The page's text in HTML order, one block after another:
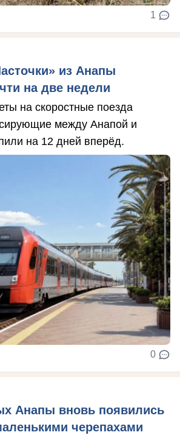
1
из Анапы
на две недели
на скоростные поезда
между Анапой и
на 12 дней вперёд.
0
Анапы вновь появились
черепахами